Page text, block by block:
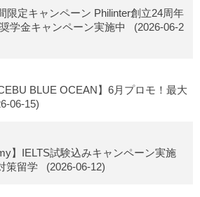
限定キャンペーン Philinter創立24周年
学金キャンペーン実施中
(2026-06-2
BLUE OCEAN】6月プロモ！最大
06-15)
】IELTS試験込みキャンペーン実施
策留学 (2026-06-12)